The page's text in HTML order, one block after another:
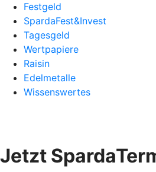
Festgeld
SpardaFest&Invest
Tagesgeld
Wertpapiere
Raisin
Edelmetalle
Wissenswertes
Jetzt